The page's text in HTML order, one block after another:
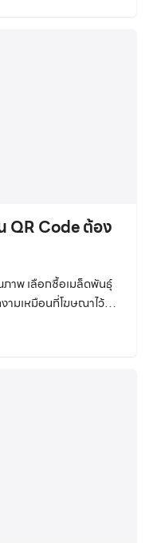
QR Code ต้อง
าพ เลือกซื้อเมล็ดพันธุ์
ามเหมือนที่โฆษณาไว้
!